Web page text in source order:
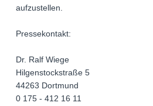
aufzustellen.
Pressekontakt:
Dr. Ralf Wiege
Hilgenstockstraße 5
44263 Dortmund
0 175 - 412 16 11